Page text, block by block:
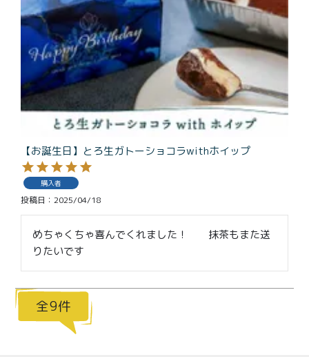
【お誕生日】とろ生ガトーショコラwithホイップ
購入者
投稿日 2025/04/18
めちゃくちゃ喜んでくれました！　　抹茶もまた送
りたいです
9